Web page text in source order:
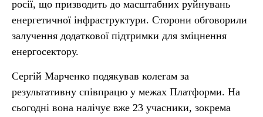
росії, що призводить до масштабних руйнувань
енергетичної інфраструктури. Сторони обговорили
залучення додаткової підтримки для зміцнення
енергосектору.
Сергій Марченко подякував колегам за
результативну співпрацю у межах Платформи. На
сьогодні вона налічує вже 23 учасники, зокрема